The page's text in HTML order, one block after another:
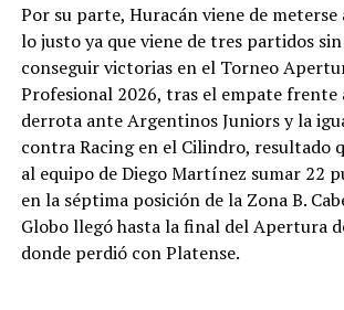
Por su parte, Huracán viene de
lo justo ya que viene de tres partidos
conseguir victorias en el Torneo
Profesional 2026, tras el empate frente
derrota ante Argentinos Juniors y la
contra Racing en el Cilindro, resultado
al equipo de Diego Martínez sumar 22
en la séptima posición de la Zona B.
Globo llegó hasta la final del Apertura
donde perdió con Platense.